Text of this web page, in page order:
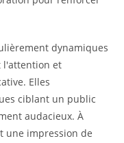
dynamiques
l'attention et
Elles
ciblant un public
audacieux. À
une impression de